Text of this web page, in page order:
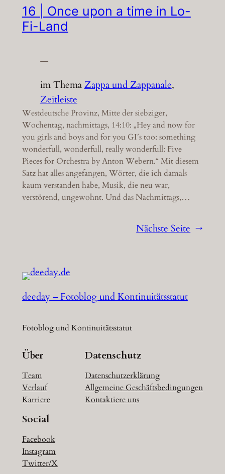
16 | Once upon a time in Lo-
Fi-Land
—
im ThemaZappa und Zappanale
Zeitleiste
Westdeutsche Provinz, Mitte der siebziger,
Wochentag, nachmittags, 14:10: „Hey and now for
you girls and boys and for you GI´s too: something
wonderfull, wonderfull, really wonderfull: Five
Pieces for Orchestra by Anton Webern.“ Mit diesem
Satz hat alles angefangen, Wörter, die ich damals
kaum verstanden habe, Musik, die neu war,
verstörend, ungewohnt. Und das Nachmittags,…
Nächste Seite →
deeday – Fotoblog und Kontinuitätsstatut
Fotoblog und Kontinuitätsstatut
Über
Team
Verlauf
Karriere
Datenschutz
Datenschutzerklärung
Allgemeine Geschäftsbedingungen
Kontaktiere uns
Social
Facebook
Instagram
Twitter/X